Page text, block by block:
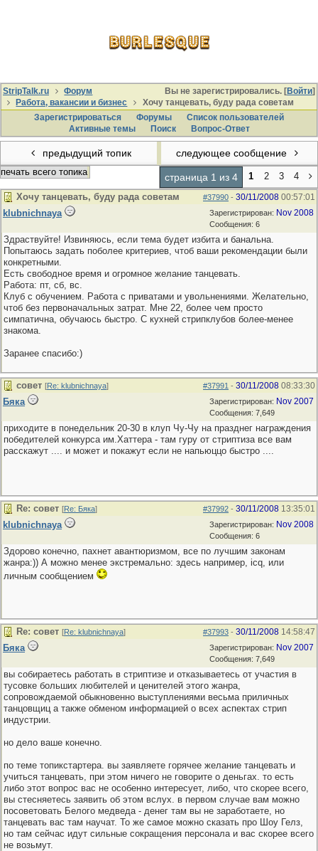
Вы не зарегистрировались. [Войти]
StripTalk.ru
Форум
Работа, вакансии и бизнес
Хочу танцевать, буду рада советам
Зарегистрироваться
Форумы
Список пользователей
Активные темы
Поиcк Вопрос-Ответ
предыдущий топик следующее сообщение
печать всего топика страница 1 из 4 1 2 3 4
#37990 - 30/11/2008 00:57:01
Хочу танцевать, буду рада советам
Зарегистрирован: Nov 2008
Сообщения: 6
klubnichnaya
Здраствуйте! Извиняюсь, если тема будет избита и банальна.
Попытаюсь задать поболее критериев, чтоб ваши рекомендации были
конкретными.
Есть свободное время и огромное желание танцевать.
Работа: пт, сб, вс.
Клуб с обучением. Работа с приватами и увольнениями. Желательно,
чтоб без первоначальных затрат. Мне 22, более чем просто
симпатична, обучаюсь быстро. С кухней стрипклубов более-менее
знакома.
Заранее спасибо:)
#37991 - 30/11/2008 08:33:30
совет [Re: klubnichnaya]
Зарегистрирован: Nov 2007
Сообщения: 7,649
Бяка
приходите в понедельник 20-30 в клуп Чу-Чу на празднег награждения
победителей конкурса им.Хаттера - там гуру от стриптиза все вам
расскажут .... и может и покажут если не напьюццо быстро ....
#37992 - 30/11/2008 13:35:01
Re: совет [Re: Бяка]
Зарегистрирован: Nov 2008
Сообщения: 6
klubnichnaya
Здорово конечно, пахнет авантюризмом, все по лучшим законам
жанра:)) А можно менее экстремально: здесь например, icq, или
личным сообщением
#37993 - 30/11/2008 14:58:47
Re: совет [Re: klubnichnaya]
Зарегистрирован: Nov 2007
Сообщения: 7,649
Бяка
вы собираетесь работать в стриптизе и отказываетесь от участия в
тусовке больших любителей и ценителей этого жанра,
сопровождаемой обыкновенно выступлениями весьма приличных
танцовщиц а также обменом информацией о всех аспектах стрип
индустрии.
но дело ваше конечно.
по теме топикстартера. вы заявляете горячее желание танцевать и
учиться танцевать, при этом ничего не говорите о деньгах. то есть
либо этот вопрос вас не особенно интересует, либо, что скорее всего,
вы стесняетесь заявить об этом вслух. в первом случае вам можно
посоветовать Белого медведа - денег там вы не заработаете, но
танцевать вас там научат. То же самое можно сказать про Шоу Гелз,
но там сейчас идут сильные сокращения персонала и вас скорее всего
не возьмут.